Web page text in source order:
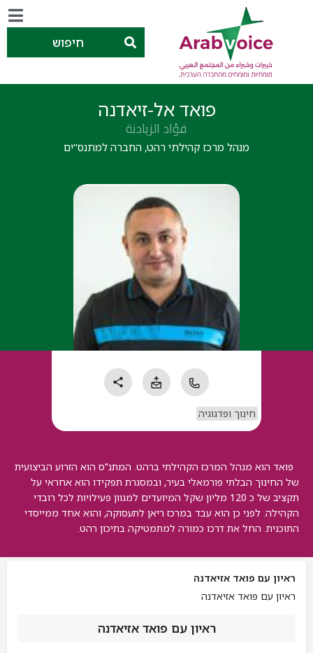
חיפוש
פואד אל-זיאדנה
فؤاد الزيادنة
מנהל מרכז קהילתי רהט, החברה למתנס"ים
פואד הוא מנהל המרכז הקהילתי ברהט. המתנ"ס הוא הזרוע הביצועית
של החינוך הבלתי פורמאלי בעיר, ובמסגרת תפקידו הוא אחראי על
תקציב של כ 120 מליון שקל המיועדים למגוון פעילויות לכל רובדי
הקהילה. לפני כן הוא עבד במרכז ריאן לתעסוקה, והוא אחד ממייסדי
התוכנית. החל את דרכו כמורה למתמטיקה בתיכון רהט.
חינוך ופדגוגיה
ראיון עם פואד אזיאדנה
ראיון עם פואד אזיאדנה
ראיון עם פואד אזיאדנה